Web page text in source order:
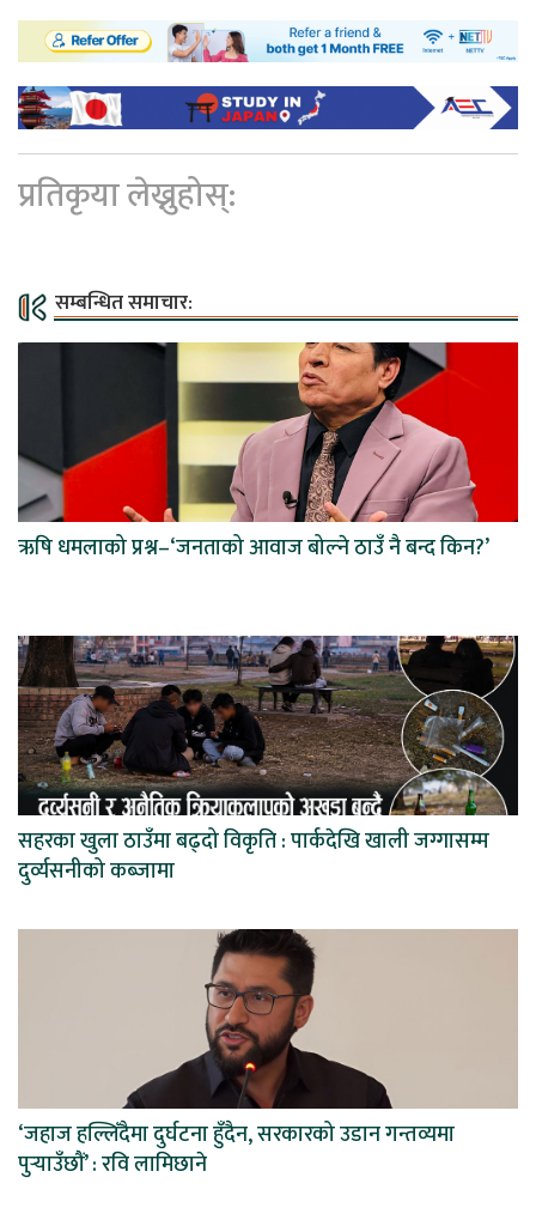
प्रतिकृया लेख्नुहोस्:
सम्बन्धित समाचार:
ऋषि धमलाको प्रश्न–‘जनताको आवाज बोल्ने ठाउँ नै बन्द किन?’
सहरका खुला ठाउँमा बढ्दो विकृति : पार्कदेखि खाली जग्गासम्म
दुर्व्यसनीको कब्जामा
‘जहाज हल्लिँदैमा दुर्घटना हुँदैन, सरकारको उडान गन्तव्यमा
पुर्‍याउँछौं’ : रवि लामिछाने